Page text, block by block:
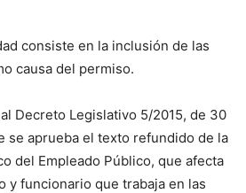
consiste en la inclusión de las
causa del permiso.
Decreto Legislativo 5/2015, de 30
se aprueba el texto refundido de la
del Empleado Público, que afecta
y funcionario que trabaja en las